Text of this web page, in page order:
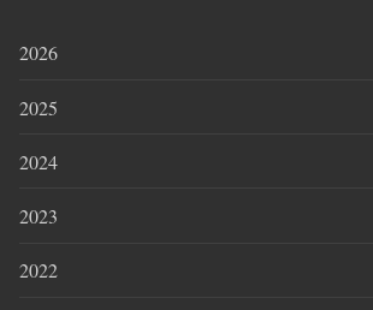
2026
2025
2024
2023
2022